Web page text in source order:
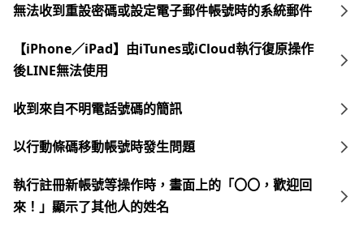
無法收到重設密碼或設定電子郵件帳號時的系統郵件
【iPhone／iPad】由iTunes或iCloud執行復原操作
後LINE無法使用
收到來自不明電話號碼的簡訊
以行動條碼移動帳號時發生問題
執行註冊新帳號等操作時，畫面上的「〇〇，歡迎回
來！」顯示了其他人的姓名